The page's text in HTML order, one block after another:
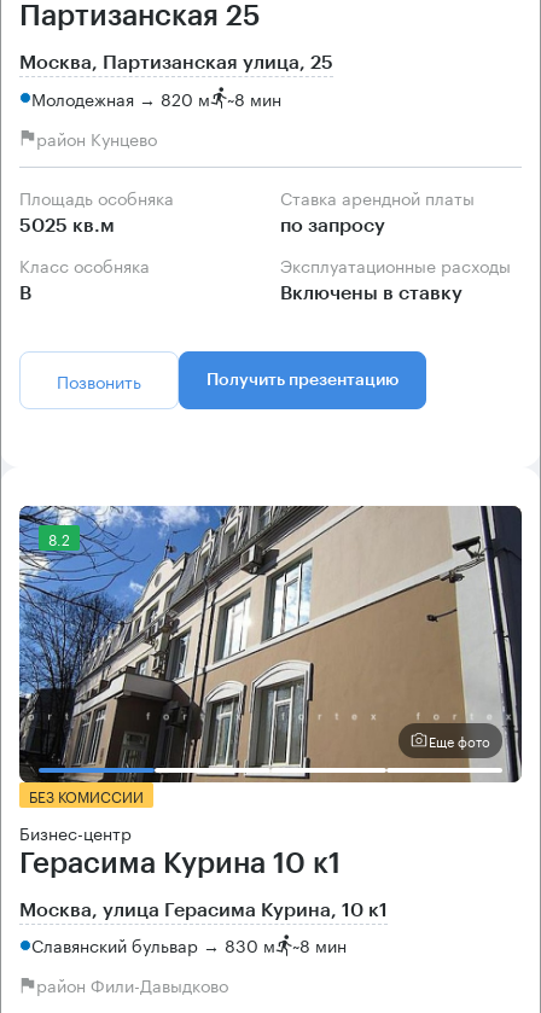
Партизанская 25
Москва, Партизанская улица, 25
Молодежная → 820 м ~8 мин
район Кунцево
Площадь особняка
5025 кв.м
Ставка арендной платы
по запросу
Класс особняка
B
Эксплуатационные расходы
Включены в ставку
Позвонить Получить презентацию
8.2
Еще фото
БЕЗ КОМИССИИ
Бизнес-центр
Герасима Курина 10 к1
Москва, улица Герасима Курина, 10 к1
Славянский бульвар → 830 м ~8 мин
район Фили-Давыдково